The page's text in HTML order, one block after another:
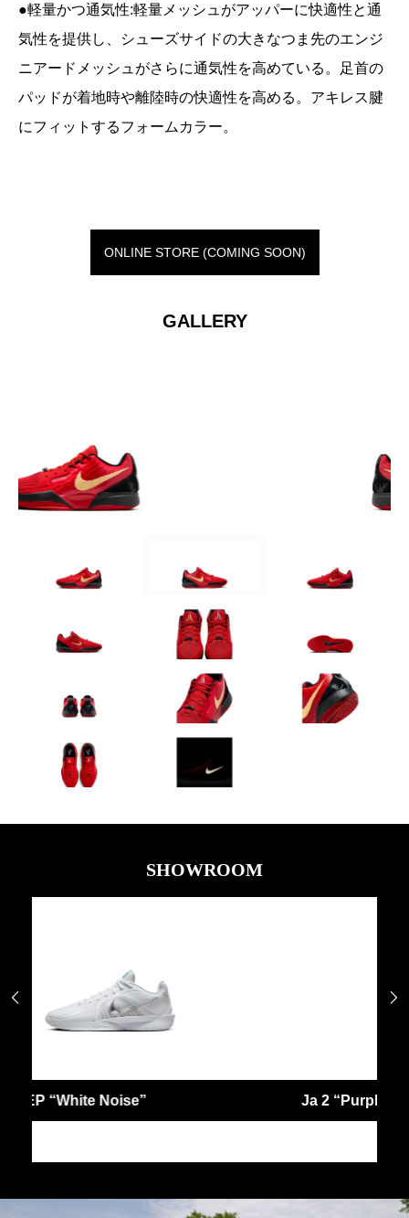
●軽量かつ通気性:軽量メッシュがアッパーに快適性と通
気性を提供し、シューズサイドの大きなつま先のエンジ
ニアードメッシュがさらに通気性を高めている。足首の
パッドが着地時や離陸時の快適性を高める。アキレス腱
にフィットするフォームカラー。
ONLINE STORE (COMING SOON)
GALLERY
SHOWROOM
Ja 2 “Purple Sky” EP
 